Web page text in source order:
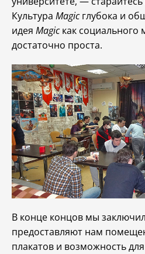
Культура Magicглубока и
идея Magicкак социального
достаточно проста.
В конце концов мы
предоставляют нам
плакатов и возможность